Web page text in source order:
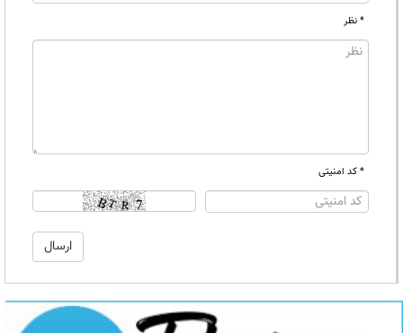
* نظر
* کد امنیتی